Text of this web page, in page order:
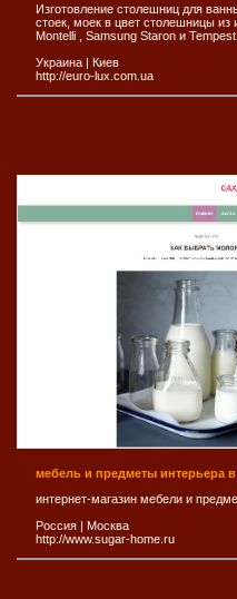
Изготовление столешниц для
стоек, моек в цвет столешницы из
Montelli , Samsung Staron и
Украина | Киев
http://euro-lux.com.ua
мебель и предметы интерьера
интернет-магазин мебели и
Россия
Москва
http://www.sugar-home.ru